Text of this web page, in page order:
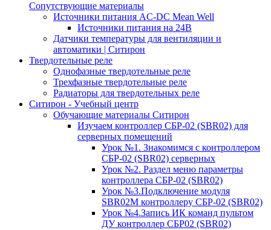
Сопутствующие материалы
Источники питания AC-DC Mean Well
Источники питания на 24В
Датчики температуры для вентиляции и
автоматики | Ситирон
Твердотельные реле
Однофазные твердотельные реле
Трехфазные твердотельные реле
Радиаторы для твердотельных реле
Ситирон - Учебный центр
Обучающие материалы Ситирон
Изучаем контроллер СБР-02 (SBR02) для
серверных помещений
Урок №1. Знакомимся с контроллером
СБР-02 (SBR02) серверных
Урок №2. Раздел меню параметры
контроллера СБР-02 (SBR02)
Урок №3.Подключение модуля
SBR02M контроллеру СБР-02 (SBR02)
Урок №4.Запись ИК команд пультом
ДУ контроллер СБР02 (SBR02)